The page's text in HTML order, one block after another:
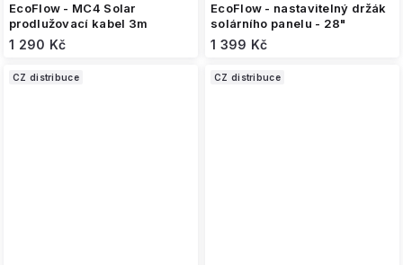
EcoFlow - MC4 Solar
prodlužovací kabel 3m
1 290 Kč
EcoFlow - nastavitelný držák
solárního panelu - 28"
1 399 Kč
CZ distribuce CZ distribuce